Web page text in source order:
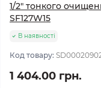
1/2" тонкого
SF127W15
В наявності
Код товару:
1 404.00 грн.